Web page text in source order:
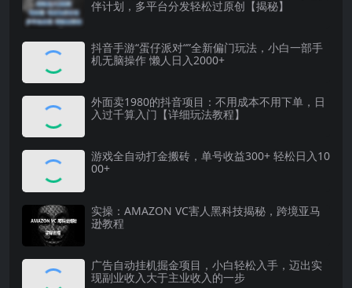
伴计划，多平台分发轻松过原创【揭秘】
抖音手游“蛋仔派对“”全新偏门玩法，小白一部手
机无脑操作 懒人日入2000+
外面卖1980的抖音项目：不用成本不用下单，日
入过千算入门【详细玩法教程】
游戏全自动打金搬砖，单号收益300+ 轻松日入10
00+
实操：AMAZON VC害人黑科技揭秘，跨境亚马
逊教程
广告自动挂机掘金项目，小白轻松入手，迈出实
现副业收入大于主业收入的一步